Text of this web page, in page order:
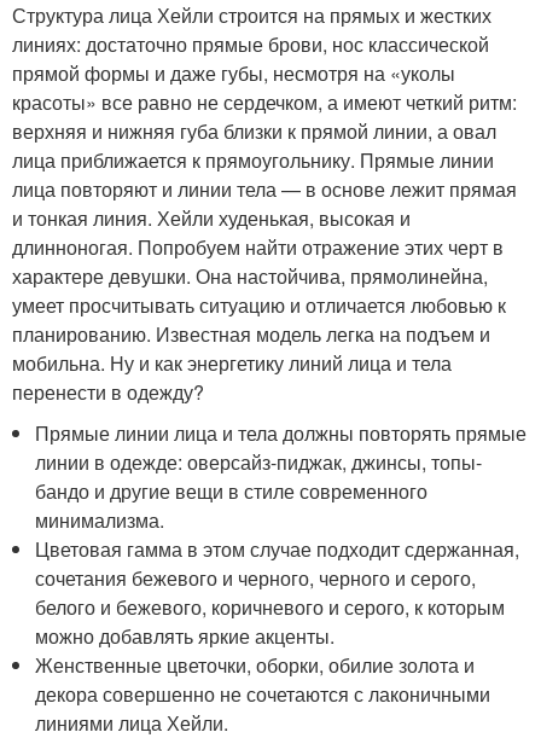
Структура лица Хейли строится на прямых и жестких
линиях: достаточно прямые брови, нос классической
прямой формы и даже губы, несмотря на «уколы
красоты» все равно не сердечком, а имеют четкий ритм:
верхняя и нижняя губа близки к прямой линии, а овал
лица приближается к прямоугольнику. Прямые линии
лица повторяют и линии тела — в основе лежит прямая
и тонкая линия. Хейли худенькая, высокая и
длинноногая. Попробуем найти отражение этих черт в
характере девушки. Она настойчива, прямолинейна,
умеет просчитывать ситуацию и отличается любовью к
планированию. Известная модель легка на подъем и
мобильна. Ну и как энергетику линий лица и тела
перенести в одежду?
Прямые линии лица и тела должны повторять прямые
линии в одежде: оверсайз-пиджак, джинсы, топы-
бандо и другие вещи в стиле современного
минимализма.
Цветовая гамма в этом случае подходит сдержанная,
сочетания бежевого и черного, черного и серого,
белого и бежевого, коричневого и серого, к которым
можно добавлять яркие акценты.
Женственные цветочки, оборки, обилие золота и
декора совершенно не сочетаются с лаконичными
линиями лица Хейли.